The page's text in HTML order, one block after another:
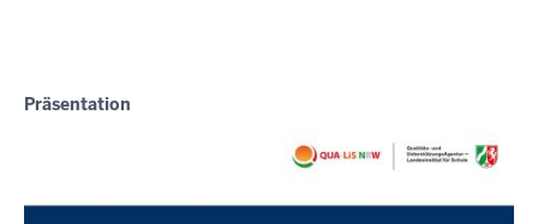
Präsentation